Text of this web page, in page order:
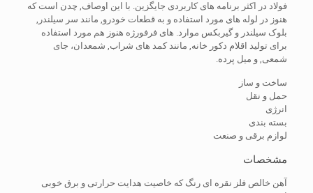
فولاد در اکثر برنامه های کاربردی جایگزین. با این اوصاف, چدن است که
هنوز در لوله های مورد استفاده و به قطعات خودرو, مانند سر سیلندر,
بلوک سیلندر و گیربکس موارد. های فرفورژه هنوز هم مورد استفاده
برای تولید اقلام دکور خانه, مانند کمد های شراب, شمعدان، جای
شمعی, و میل پرده.
ساخت و ساز
حمل و نقل
انرژی
بسته بندی
لوازم برقی و صنعت
مشخصات
آهن خالص فلز نقره ای رنگ که خاصیت هدایت حرارتی و برق خوبی